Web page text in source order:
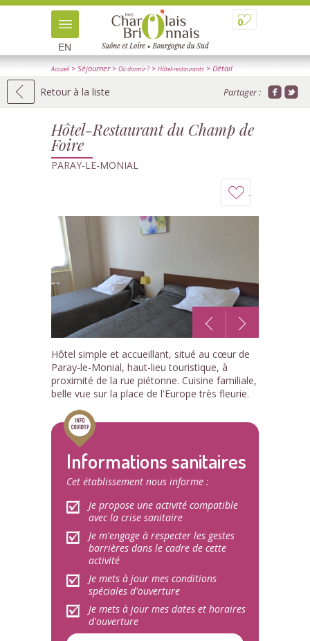
0
EN
Accueil> Séjourner> Où dormir ? > Hôtel-restaurants > Détail
Retour à la liste Partager :
Hôtel-Restaurant du Champ de
Foire
PARAY-LE-MONIAL
à
1 /1
Hôtel simple et accueillant, situé au cœur de
Paray-le-Monial, haut-lieu touristique, à
proximité de la rue piétonne. Cuisine familiale,
belle vue sur la place de l'Europe très fleurie.
Informations sanitaires
Cet établissement nous informe :
Je propose une activité compatible
avec la crise sanitaire
Je m'engage à respecter les gestes
barrières dans le cadre de cette
activité
Je mets à jour mes conditions
spéciales d'ouverture
Je mets à jour mes dates et horaires
d'ouverture